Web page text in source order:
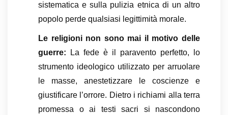
sistematica e sulla pulizia etnica di un altro
popolo perde qualsiasi legittimità morale.
Le religioni non sono mai il motivo delle
guerre: La fede è il paravento perfetto, lo
strumento ideologico utilizzato per arruolare
le masse, anestetizzare le coscienze e
giustificare l’orrore. Dietro i richiami alla terra
promessa o ai testi sacri si nascondono